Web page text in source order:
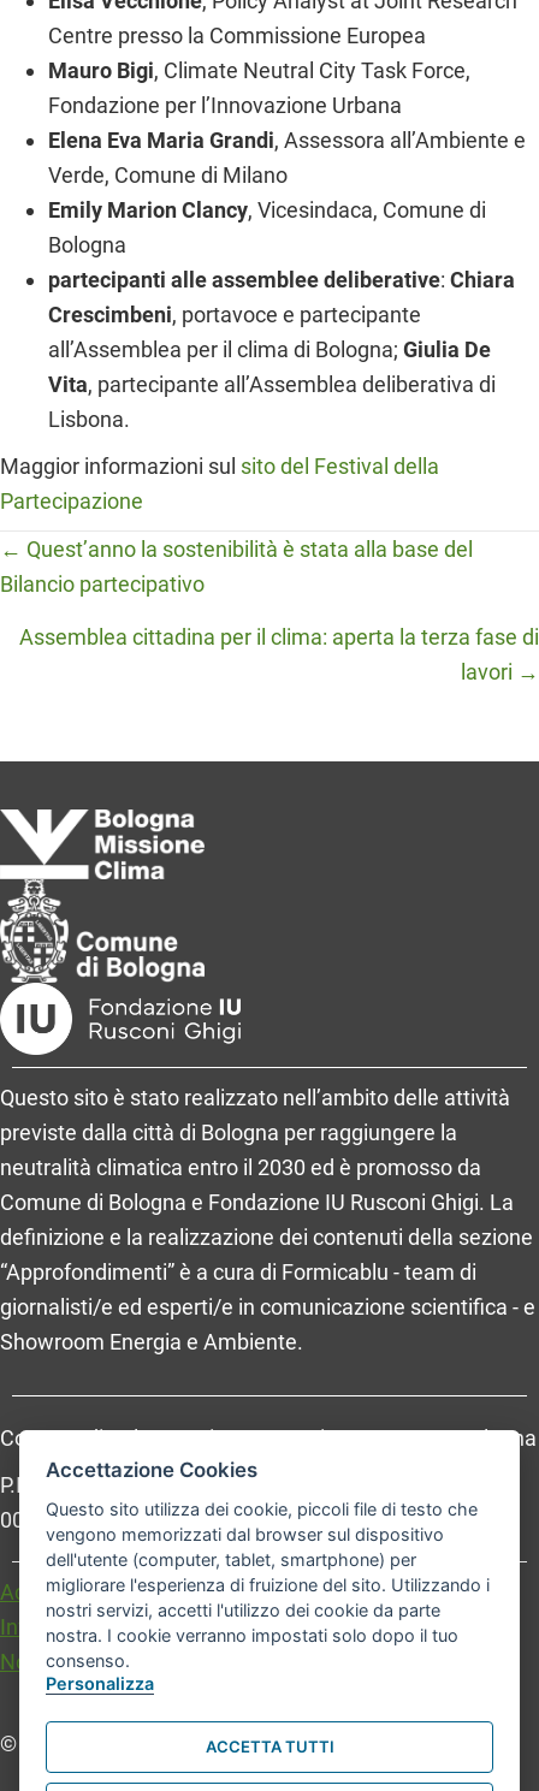
Centre presso la Commissione Europea
Mauro Bigi, Climate Neutral City Task Force,
Fondazione per l’Innovazione Urbana
Elena Eva Maria Grandi, Assessora all’Ambiente e
Verde, Comune di Milano
Emily Marion Clancy, Vicesindaca, Comune di
Bologna
partecipanti alle assemblee deliberative: Chiara
Crescimbeni, portavoce e partecipante
all’Assemblea per il clima di Bologna; Giulia De
Vita, partecipante all’Assemblea deliberativa di
Lisbona.
Maggior informazioni sul sito del Festival della
Partecipazione
Posts
navigation
← Quest’anno la sostenibilità è stata alla base del
Bilancio partecipativo
Assemblea cittadina per il clima: aperta la terza fase di
lavori →
Questo sito è stato realizzato nell’ambito delle attività
previste dalla città di Bologna per raggiungere la
neutralità climatica entro il 2030 ed è promosso da
Comune di Bologna e Fondazione IU Rusconi Ghigi. La
definizione e la realizzazione dei contenuti della sezione
“Approfondimenti” è a cura di Formicablu - team di
giornalisti/e ed esperti/e in comunicazione scientifica - e
Showroom Energia e Ambiente.
Comune di Bologna, Piazza Maggiore, 6 - 40124 Bologna
P.Iva: 01232710374 - Cod. IBAN: IT 88 R 02008 02435
000020067156
Accessibilità
Carta dei valori
Informativa sul trattamento dei dati personali
Note legali
© Comune di Bologna. Tutti i diritti riservati.
Accettazione Cookies
Questo sito utilizza dei cookie, piccoli file di testo che
vengono memorizzati dal browser sul dispositivo
dell'utente (computer, tablet, smartphone) per
migliorare l'esperienza di fruizione del sito. Utilizzando i
nostri servizi, accetti l'utilizzo dei cookie da parte
nostra. I cookie verranno impostati solo dopo il tuo
consenso.
Personalizza
ACCETTA TUTTI